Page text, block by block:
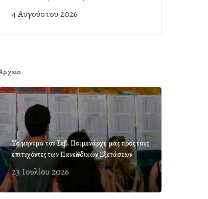
4 Αυγούστου 2026
Το μήνυμα του Σεβ. Ποιμενάρχη μας προς τους
επιτυχόντες των Πανελλαδικών Εξετάσεων
23 Ιουλίου 2026